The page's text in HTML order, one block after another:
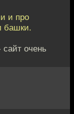
и про
башки.
очень